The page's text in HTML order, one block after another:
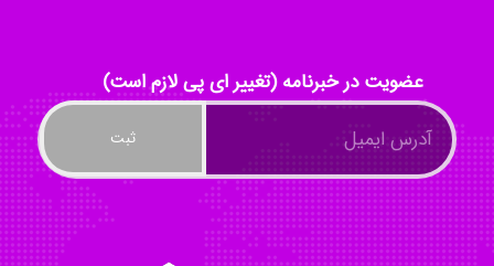
Mohammad
Tavan
عضویت در خبرنامه (تغییر ای پی لازم است)